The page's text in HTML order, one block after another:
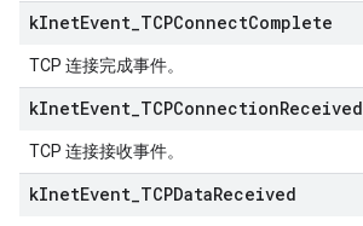
kInetEvent TCPConnectComplete
TCP 连接完成事件。
kInetEvent TCPConnectionReceived
TCP 连接接收事件。
kInetEvent TCPDataReceived